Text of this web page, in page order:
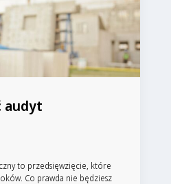
audyt
to przedsięwzięcie, które
Co prawda nie będziesz